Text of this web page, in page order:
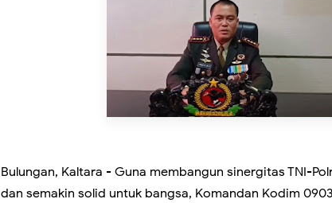
Bulungan, Kaltara - Guna membangun sinergitas TNI-
dan semakin solid untuk bangsa, Komandan Kodim